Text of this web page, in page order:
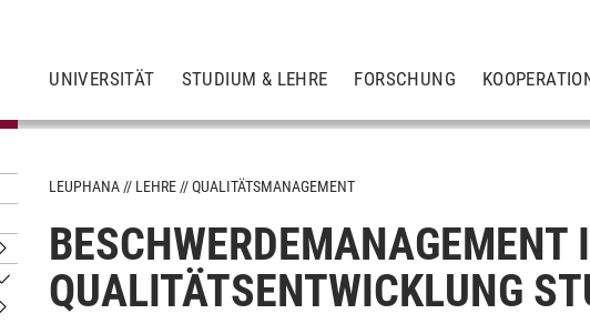
UNIVERSITÄT STUDIUM & LEHRE FORSCHUNG
Untermenu Lehrentwicklung
Untermenu Qualitätsmanagement
Untermenu Evaluation
LEUPHANA LEHRE QUALITÄTSMANAGEMENT
BESCHWERDEMANAGEMENT
QUALITÄTSENTWICKLUNG